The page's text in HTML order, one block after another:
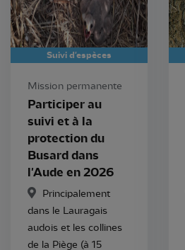
Suivi d'espèces
Mission permanente
Participer au
suivi et à la
protection du
Busard dans
l'Aude en 2026
Principalement
dans le Lauragais
audois et les collines
de la Piège (à 15